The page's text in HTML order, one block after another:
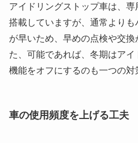
アイドリングストップ車は、専
搭載していますが、通常よりも
が早いため、早めの点検や交換
た、可能であれば、冬期はア
機能をオフにするのも一つの対
車の使用頻度を上げる工夫